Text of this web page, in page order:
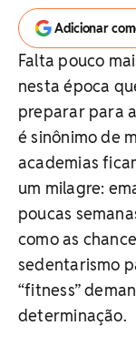
Adicionar
Falta pouco
nesta época
preparar para
é sinônimo de
academias
um milagre:
poucas
como as
sedentarismo
“fitness”
determinação.